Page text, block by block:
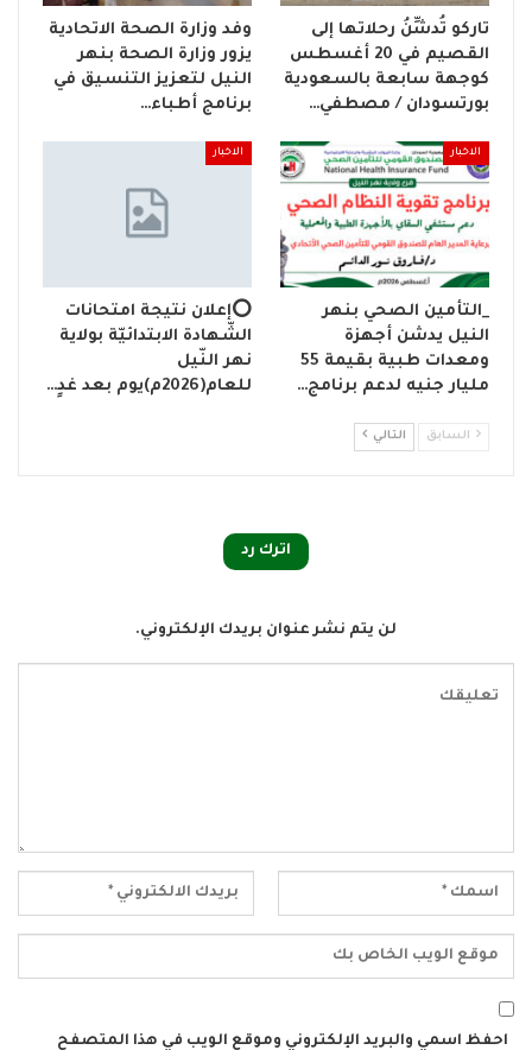
تاركو تُدشِّنُ رحلاتها إلى
القصيم في 20 أغسطس
كوجهة سابعة بالسعودية
بورتسودان / مصطفي…
وفد وزارة الصحة الاتحادية
يزور وزارة الصحة بنهر
النيل لتعزيز التنسيق في
برنامج أطباء…
الاخبار
_التأمين الصحي بنهر
النيل يدشن أجهزة
ومعدات طبية بقيمة 55
مليار جنيه لدعم برنامج…
الاخبار
⭕إعلان نتيجة امتحانات
الشّهادة الابتدائيّة بولاية
نهر النّيل
للعام(2026م)يوم بعد غدٍ…
السابق التالي
اترك رد
لن يتم نشر عنوان بريدك الإلكتروني.
احفظ اسمي والبريد الإلكتروني وموقع الويب في هذا المتصفح